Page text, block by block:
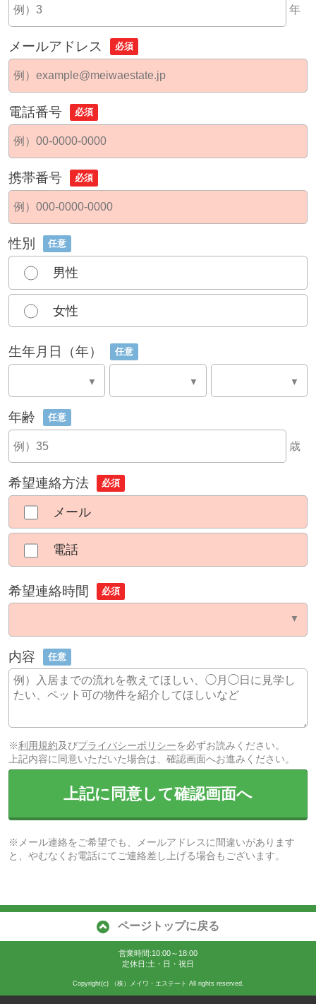
年
メールアドレス 必須
電話番号 必須
携帯番号 必須
性別 任意
男性
女性
生年月日（年） 任意
年齢 任意
歳
希望連絡方法 必須
メール
電話
希望連絡時間 必須
内容 任意
※利用規約及びプライバシーポリシーを必ずお読みください。
上記内容に同意いただいた場合は、確認画面へお進みください。
上記に同意して確認画面へ
※メール連絡をご希望でも、メールアドレスに間違いがあります
と、やむなくお電話にてご連絡差し上げる場合もございます。
ページトップに戻る
営業時間:10:00～18:00
定休日:土・日・祝日
Copyright(c) （株）メイワ・エステート All rights reserved.